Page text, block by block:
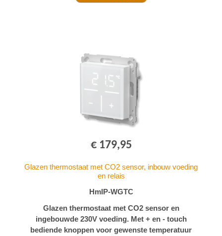
€ 179,95
Glazen thermostaat met CO2 sensor, inbouw voeding
en relais
HmIP-WGTC
Glazen thermostaat met CO2 sensor en
ingebouwde 230V voeding. Met + en - touch
bediende knoppen voor gewenste temperatuur